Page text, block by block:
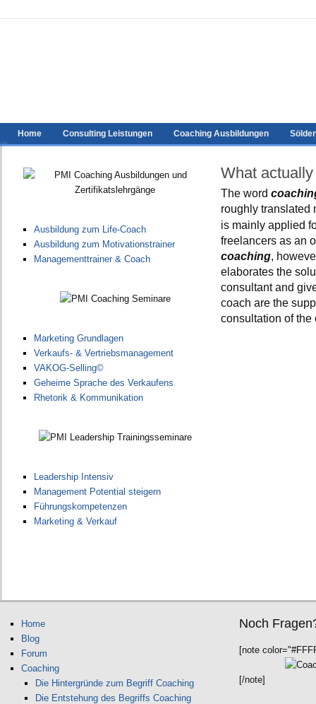
Home Consulting Leistungen Coaching Ausbildungen
What
The word
roughly translated
is mainly applied
freelancers as an
coaching,
elaborates the
consultant and
coach are the
consultation of the
Ausbildung zum Life-Coach
Ausbildung zum Motivationstrainer
Managementtrainer & Coach
Marketing Grundlagen
Verkaufs- & Vertriebsmanagement
VAKOG-Selling©
Geheime Sprache des Verkaufens
Rhetorik & Kommunikation
Leadership Intensiv
Management Potential steigern
Führungskompetenzen
Marketing & Verkauf
Home
Blog
Forum
Coaching
Die Hintergründe zum Begriff Coaching
Die Entstehung des Begriffs Coaching
Noch
[note
[/note]